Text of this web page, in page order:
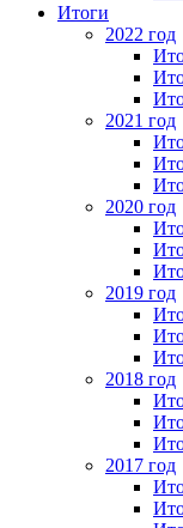
Итоги
2022 год
2021 год
2020 год
2019 год
2018 год
2017 год